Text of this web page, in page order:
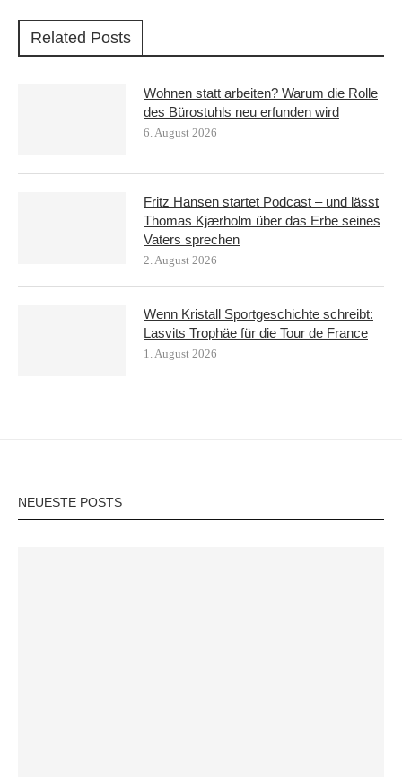
Related Posts
Wohnen statt arbeiten? Warum die Rolle
des Bürostuhls neu erfunden wird
6. August 2026
Fritz Hansen startet Podcast – und lässt
Thomas Kjærholm über das Erbe seines
Vaters sprechen
2. August 2026
Wenn Kristall Sportgeschichte schreibt:
Lasvits Trophäe für die Tour de France
1. August 2026
NEUESTE POSTS